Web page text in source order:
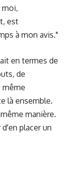
moi,
est
à mon avis."
en termes de
de
là ensemble.
manière.
placer un